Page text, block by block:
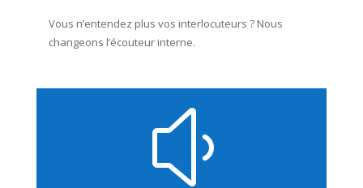
Vous n’entendez plus vos interlocuteurs ? Nous
changeons l’écouteur interne.
y